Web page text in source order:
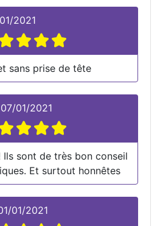
2021
sans prise de tête
07/01/2021
Ils sont de très bon conseil
Et surtout honnêtes
01/2021